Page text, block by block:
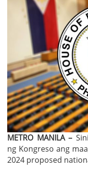
METRO MANILA –
ng Kongreso ang
2024 proposed